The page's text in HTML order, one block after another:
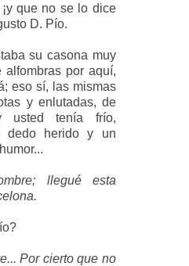
que no se lo dice
D. Pío.
su casona muy
alfombras por aquí,
eso sí, las mismas
y enlutadas, de
usted tenía frío,
dedo herido y un
llegué esta
Por cierto que no